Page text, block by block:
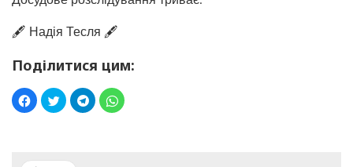
🖋️ Надія Тесля 🖋️
Поділитися цим: